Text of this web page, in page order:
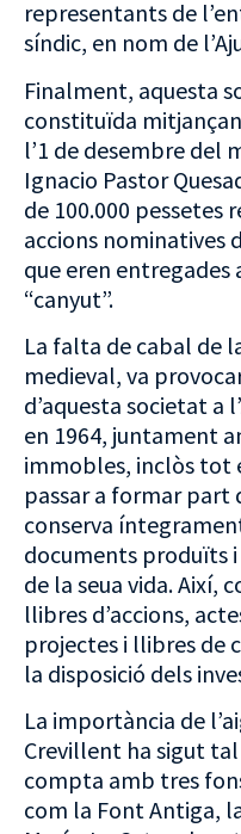
representants de
síndic, en nom de
Finalment, aquesta
constituïda
l’1 de desembre del
Ignacio Pastor
de 100.000 pessetes
accions nominatives
que eren entregades
“canyut”.
La falta de cabal de
medieval, va
d’aquesta societat a
en 1964, juntament
immobles, inclòs tot
passar a formar part
conserva
documents produïts
de la seua vida. Així,
llibres d’accions,
projectes i llibres de
la disposició dels
La importància de
Crevillent ha sigut tal
compta amb tres
com la Font Antiga,